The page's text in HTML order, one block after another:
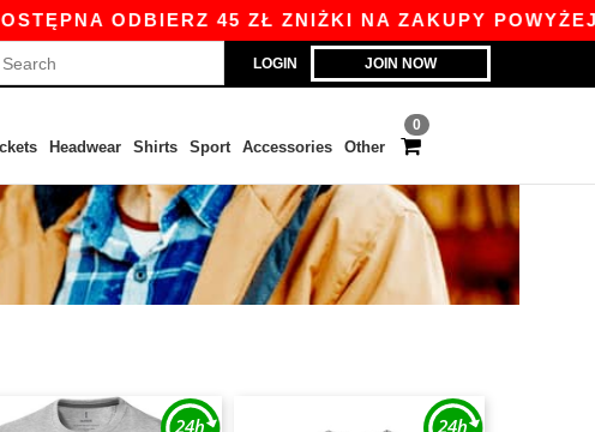
ODBIERZ 45 ZŁ ZNIŻKI NA ZAKUPY POWYŻEJ
LOGIN JOIN NOW
0
Headwear Shirts Sport Accessories Other